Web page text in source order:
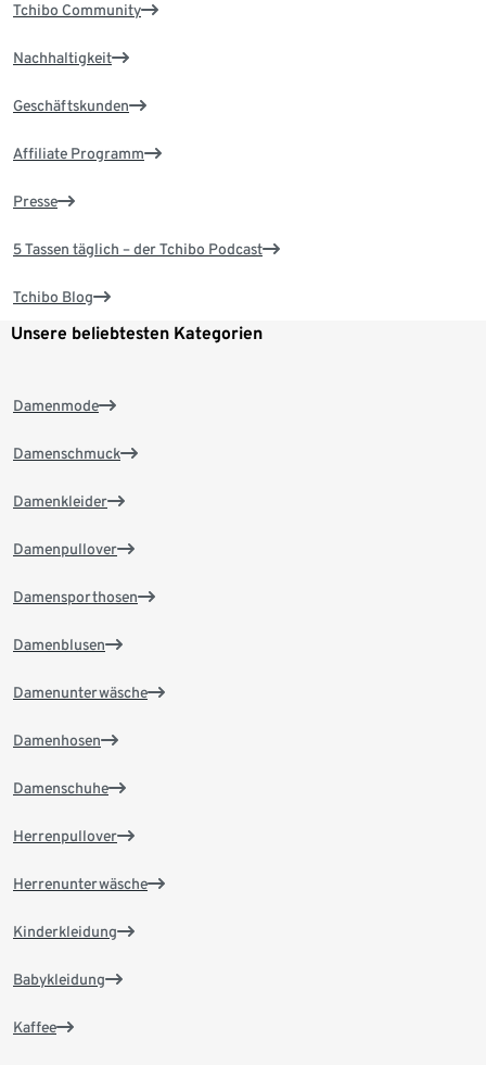
Tchibo Community
Nachhaltigkeit
Geschäftskunden
Affiliate Programm
Presse
5 Tassen täglich – der Tchibo Podcast
Tchibo Blog
Unsere beliebtesten Kategorien
Damenmode
Damenschmuck
Damenkleider
Damenpullover
Damensporthosen
Damenblusen
Damenunterwäsche
Damenhosen
Damenschuhe
Herrenpullover
Herrenunterwäsche
Kinderkleidung
Babykleidung
Kaffee